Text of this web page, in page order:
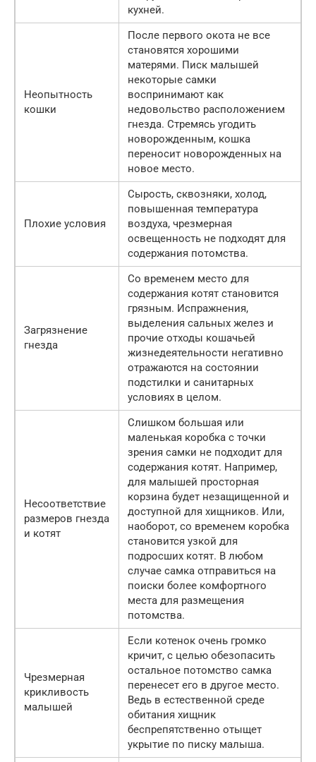
кухней.
Неопытность
кошки
После первого окота не все
становятся хорошими
матерями. Писк малышей
некоторые самки
воспринимают как
недовольство расположением
гнезда. Стремясь угодить
новорожденным, кошка
переносит новорожденных на
новое место.
Плохие условия
Сырость, сквозняки, холод,
повышенная температура
воздуха, чрезмерная
освещенность не подходят для
содержания потомства.
Загрязнение
гнезда
Со временем место для
содержания котят становится
грязным. Испражнения,
выделения сальных желез и
прочие отходы кошачьей
жизнедеятельности негативно
отражаются на состоянии
подстилки и санитарных
условиях в целом.
Несоответствие
размеров гнезда
и котят
Слишком большая или
маленькая коробка с точки
зрения самки не подходит для
содержания котят. Например,
для малышей просторная
корзина будет незащищенной и
доступной для хищников. Или,
наоборот, со временем коробка
становится узкой для
подросших котят. В любом
случае самка отправиться на
поиски более комфортного
места для размещения
потомства.
Чрезмерная
крикливость
малышей
Если котенок очень громко
кричит, с целью обезопасить
остальное потомство самка
перенесет его в другое место.
Ведь в естественной среде
обитания хищник
беспрепятственно отыщет
укрытие по писку малыша.